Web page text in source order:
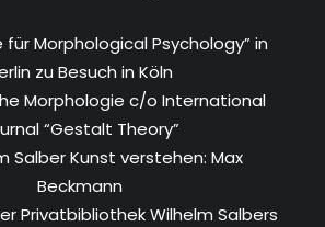
Morphological Psychology” in
zu Besuch in Köln
Morphologie c/o International
“Gestalt Theory”
Salber Kunst verstehen: Max
Beckmann
Privatbibliothek Wilhelm Salbers